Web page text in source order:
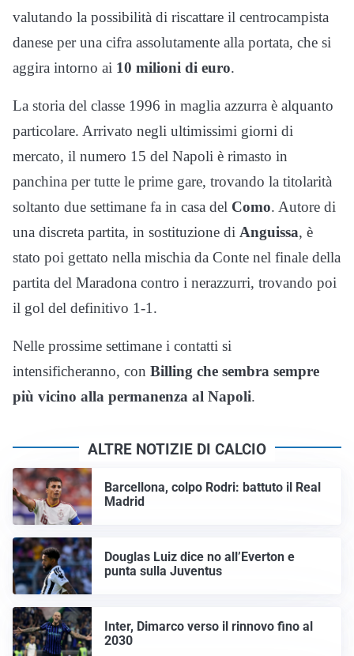
valutando la possibilità di riscattare il centrocampista
danese per una cifra assolutamente alla portata, che si
aggira intorno ai 10 milioni di euro.
La storia del classe 1996 in maglia azzurra è alquanto
particolare. Arrivato negli ultimissimi giorni di
mercato, il numero 15 del Napoli è rimasto in
panchina per tutte le prime gare, trovando la titolarità
soltanto due settimane fa in casa del Como. Autore di
una discreta partita, in sostituzione di Anguissa, è
stato poi gettato nella mischia da Conte nel finale della
partita del Maradona contro i nerazzurri, trovando poi
il gol del definitivo 1-1.
Nelle prossime settimane i contatti si
intensificheranno, con Billing che sembra sempre
più vicino alla permanenza al Napoli.
ALTRE NOTIZIE DI CALCIO
Barcellona, colpo Rodri: battuto il Real
Madrid
Douglas Luiz dice no all’Everton e
punta sulla Juventus
Inter, Dimarco verso il rinnovo fino al
2030